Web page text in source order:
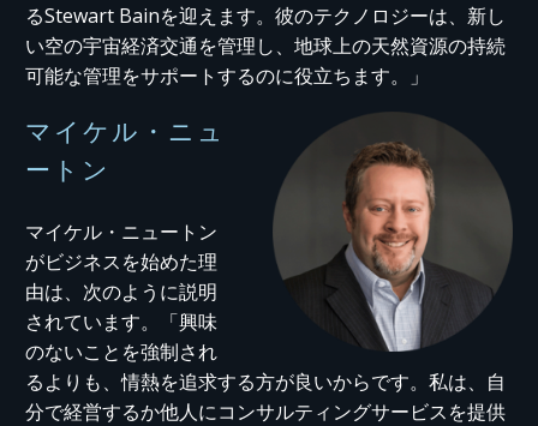
るStewart Bainを迎えます。彼のテクノロジーは、新し
い空の宇宙経済交通を管理し、地球上の天然資源の持続
可能な管理をサポートするのに役立ちます。」
マイケル・ニュ
ートン
マイケル・ニュートン
がビジネスを始めた理
由は、次のように説明
されています。「興味
のないことを強制され
るよりも、情熱を追求する方が良いからです。私は、自
分で経営するか他人にコンサルティングサービスを提供